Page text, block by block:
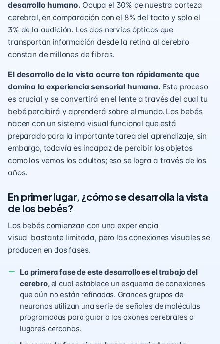
desarrollo humano. Ocupa el 30% de nuestra corteza
cerebral, en comparación con el 8% del tacto y solo el
3% de la audición. Los dos nervios ópticos que
transportan información desde la retina al cerebro
constan de millones de fibras.
El desarrollo de la vista ocurre tan rápidamente que
domina la experiencia sensorial humana. Este proceso
es crucial y se convertirá en el lente a través del cual tu
bebé percibirá y aprenderá sobre el mundo. Los bebés
nacen con un sistema visual funcional que está
preparado para la importante tarea del aprendizaje, sin
embargo, todavía es incapaz de percibir los objetos
como los vemos los adultos; eso se logra a través de los
años.
En primer lugar, ¿cómo se desarrolla la vista
de los bebés?
Los bebés comienzan con una experiencia
visual bastante limitada, pero las conexiones visuales se
producen en dos fases.
La primera fase de este desarrollo es el trabajo del
cerebro,el cual establece un esquema de conexiones
que aún no están refinadas. Grandes grupos de
neuronas utilizan una serie de señales de moléculas
programadas para guiar a los axones cerebrales a
lugares cercanos.